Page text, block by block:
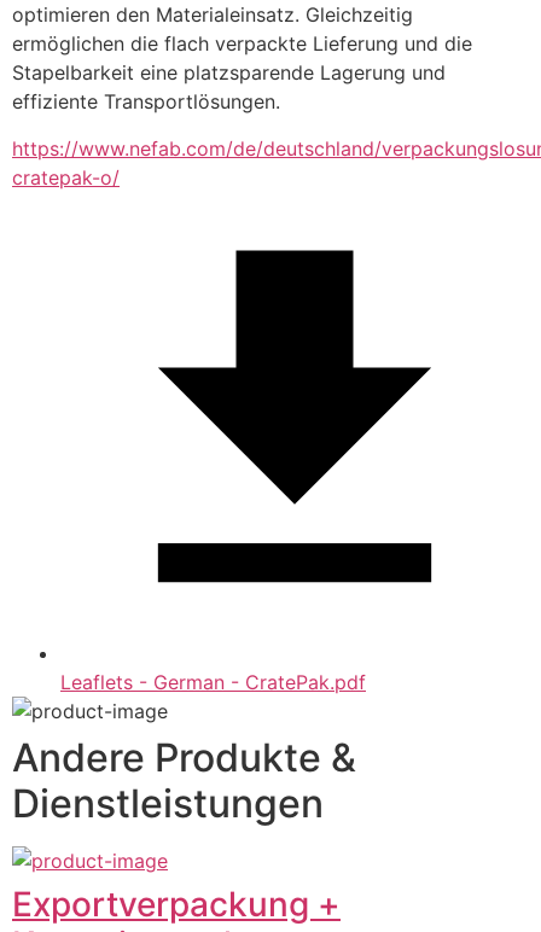
optimieren den Materialeinsatz. Gleichzeitig
ermöglichen die flach verpackte Lieferung und die
Stapelbarkeit eine platzsparende Lagerung und
effiziente Transportlösungen.
https://www.nefab.com/de/deutschland/
cratepak-o/
Leaflets - German - CratePak.pdf
Andere Produkte &
Dienstleistungen
Exportverpackung +